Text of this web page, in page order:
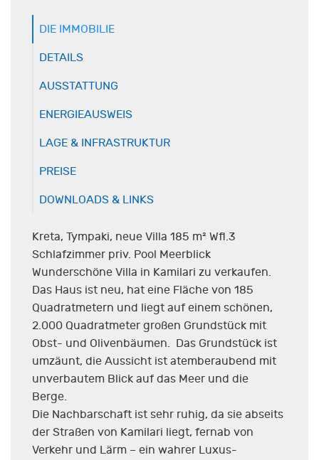
DIE IMMOBILIE
DETAILS
AUSSTATTUNG
ENERGIEAUSWEIS
LAGE & INFRASTRUKTUR
PREISE
DOWNLOADS & LINKS
Kreta, Tympaki, neue Villa 185 m² Wfl.3
Schlafzimmer priv. Pool Meerblick
Wunderschöne Villa in Kamilari zu verkaufen.
Das Haus ist neu, hat eine Fläche von 185
Quadratmetern und liegt auf einem schönen,
2.000 Quadratmeter großen Grundstück mit
Obst- und Olivenbäumen. Das Grundstück ist
umzäunt, die Aussicht ist atemberaubend mit
unverbautem Blick auf das Meer und die
Berge.
Die Nachbarschaft ist sehr ruhig, da sie abseits
der Straßen von Kamilari liegt, fernab von
Verkehr und Lärm – ein wahrer Luxus-